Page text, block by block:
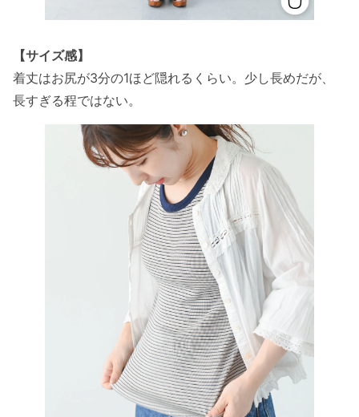
【サイズ感】
着丈はお尻が3分の1ほど隠れるくらい。少し長めだが、
長すぎる程ではない。